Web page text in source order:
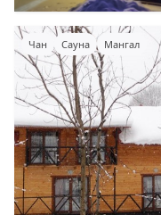
Чан Сауна Мангал